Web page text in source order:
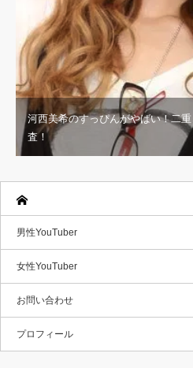
河西美希のすっぴんがやばい！二
査！
男性YouTuber
女性YouTuber
お問い合わせ
プロフィール